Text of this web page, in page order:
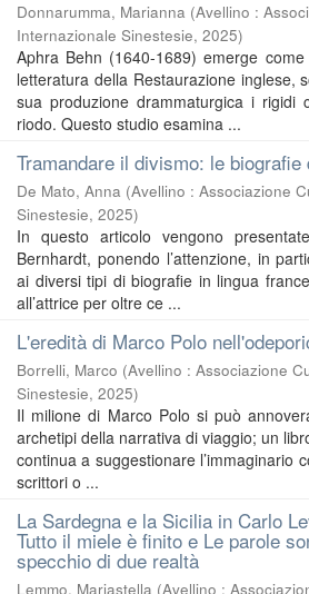
Donnarumma, Marianna (Avellino :
Internazionale Sinestesie, 2025)
Aphra Behn (1640-1689) emerge
letteratura della Restaurazione inglese,
sua produzione drammaturgica i rigidi
riodo. Questo studio esamina ...
Tramandare il divismo: le
De Mato, Anna (Avellino : Associazione
Sinestesie, 2025)
In questo articolo vengono
Bernhardt, ponendo l’attenzione, in
ai diversi tipi di biografie in lingua
all’attrice per oltre ce ...
L'eredità di Marco Polo
Borrelli, Marco (Avellino : Associazione
Sinestesie, 2025)
Il milione di Marco Polo si può
archetipi della narrativa di viaggio; un
continua a suggestionare l’immaginario
scrittori o ...
La Sardegna e la Sicilia in Carlo
Tutto il miele è finito e Le parole
specchio di due realtà
Lemmo, Mariastella (Avellino :